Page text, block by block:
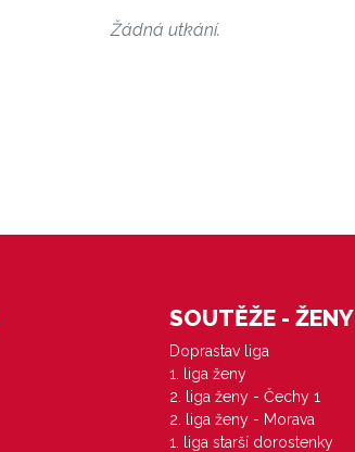
Žádná utkání.
SOUTĚŽE - ŽENY
Doprastav liga
1. liga ženy
2. liga ženy - Čechy 1
2. liga ženy - Morava
1. liga starší dorostenky